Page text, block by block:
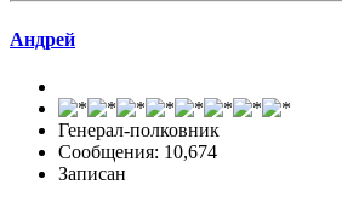
Андрей
Генерал-полковник
Сообщения: 10,674
Записан